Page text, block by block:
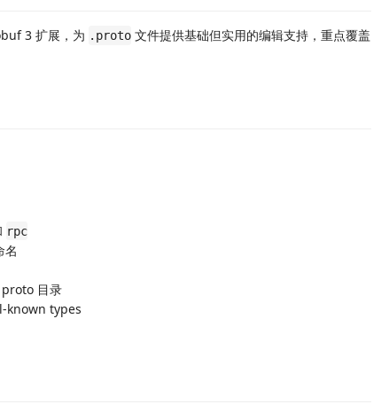
3 扩展，为 .proto 文件提供基础但实用的编辑支持，重点覆盖
rpc
名
目录
known types